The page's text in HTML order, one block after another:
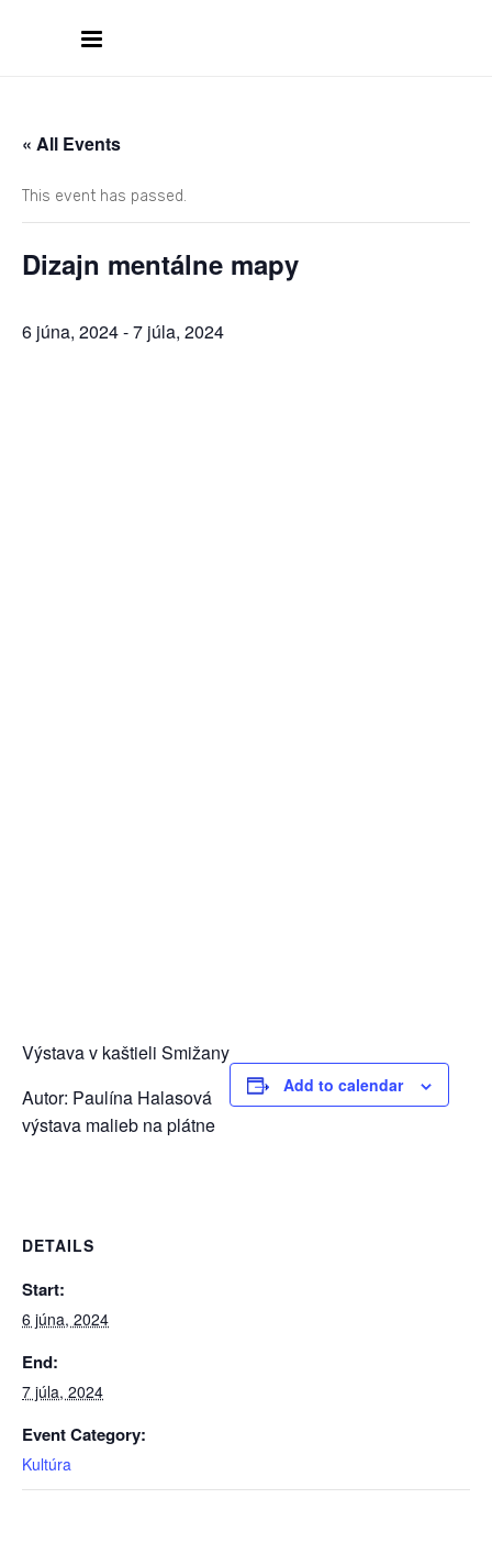
« All Events
This event has passed.
Dizajn mentálne mapy
6 júna, 2024-7 júla, 2024
Výstava v kaštieli Smižany
Autor: Paulína Halasová
výstava malieb na plátne
Add to calendar
DETAILS
Start:
6 júna, 2024
End:
7 júla, 2024
Event Category:
Kultúra